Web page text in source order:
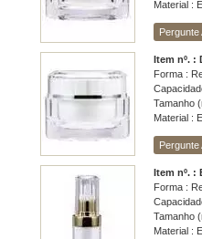
Material :
Pergunte
Item nº. :
Forma :
Tamanho
Material :
Pergunte
Item nº. :
Forma :
Tamanho
Material :